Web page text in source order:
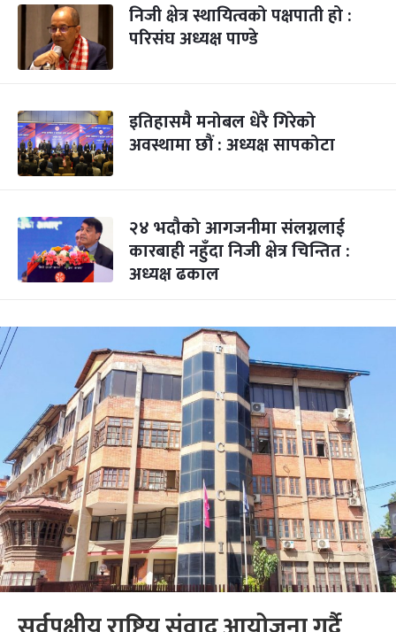
निजी क्षेत्र स्थायित्वको पक्षपाती हो :
परिसंघ अध्यक्ष पाण्डे
इतिहासमै मनोबल धेरै गिरेको
अवस्थामा छौं : अध्यक्ष सापकोटा
२४ भदौको आगजनीमा संलग्नलाई
कारबाही नहुँदा निजी क्षेत्र चिन्तित :
अध्यक्ष ढकाल